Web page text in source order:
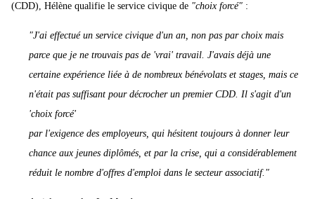
(CDD), Hélène qualifie le service civique de "choix forcé" :
"J'ai effectué un service civique d'un an, non pas par choix mais
parce que je ne trouvais pas de 'vrai' travail. J'avais déjà une
certaine expérience liée à de nombreux bénévolats et stages, mais ce
n'était pas suffisant pour décrocher un premier CDD. Il s'agit d'un
'choix forcé'
par l'exigence des employeurs, qui hésitent toujours à donner leur
chance aux jeunes diplômés, et par la crise, qui a considérablement
réduit le nombre d'offres d'emploi dans le secteur associatif."